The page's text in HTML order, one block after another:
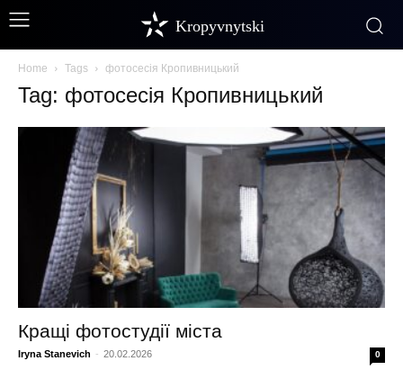
Kropyvnytski
Home Tags фотосесія Кропивницький
Tag: фотосесія Кропивницький
Кращі фотостудії міста
Iryna Stanevich - 20.02.2026 0